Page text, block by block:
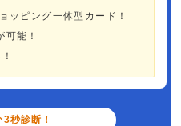
ッピング一体型カード！
能！
秒診断！